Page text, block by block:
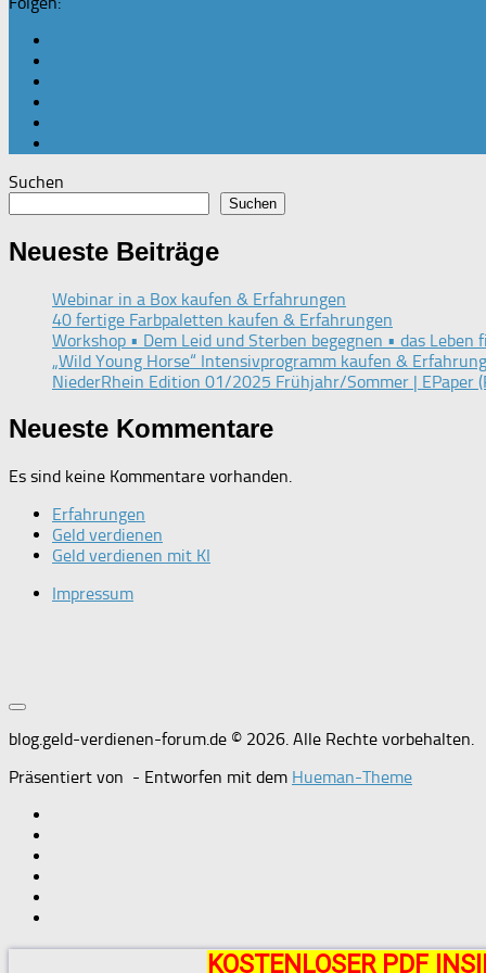
Suchen
Suchen
Neueste Beiträge
Webinar in a Box kaufen & Erfahrungen
40 fertige Farbpaletten kaufen & Erfahrungen
Workshop • Dem Leid und Sterben begegnen • das
„Wild Young Horse“ Intensivprogramm kaufen &
NiederRhein Edition 01/2025 Frühjahr/Sommer | EPaper
Neueste Kommentare
Es sind keine Kommentare vorhanden.
Erfahrungen
Geld verdienen
Geld verdienen mit KI
Impressum
blog.geld-verdienen-forum.de © 2026. Alle Rechte vorbehalten.
Präsentiert von - Entworfen mit dem Hueman-Theme
KOSTENLOSER PDF